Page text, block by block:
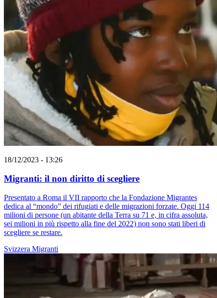
18/12/2023 - 13:26
Migranti: il non diritto di scegliere
Presentato a Roma il VII rapporto che la Fondazione Migrantes
dedica al “mondo” dei rifugiati e delle migrazioni forzate. Oggi 114
milioni di persone (un abitante della Terra su 71 e, in cifra assoluta,
sei milioni in più rispetto alla fine del 2022) non sono stati liberi di
scegliere se restare.
Svizzera Migranti